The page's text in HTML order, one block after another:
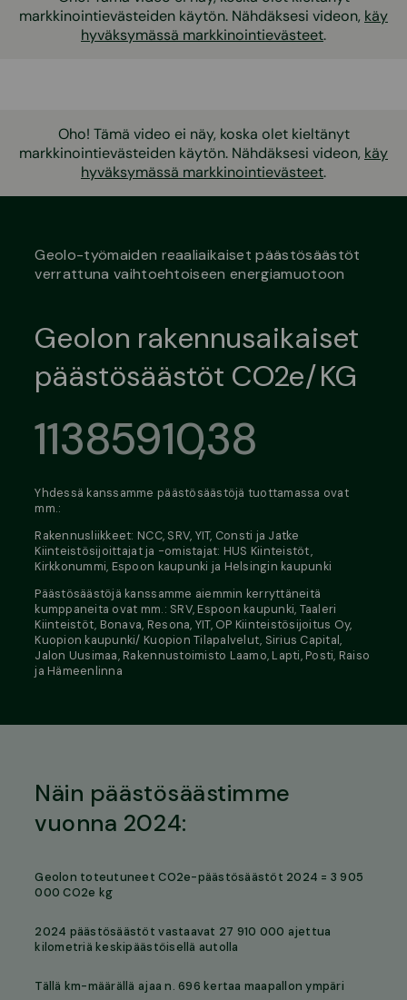
markkinointievästeiden käytön. Nähdäksesi videon, käy
hyväksymässä markkinointievästeet.
Oho! Tämä video ei näy, koska olet kieltänyt
markkinointievästeiden käytön. Nähdäksesi videon, käy
hyväksymässä markkinointievästeet.